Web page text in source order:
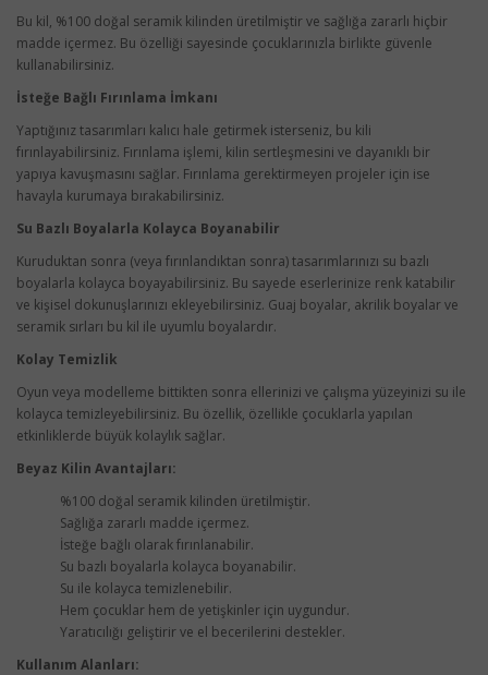
Bu kil, %100 doğal seramik kilinden üretilmiştir ve sağlığa zararlı hiçbir
madde içermez. Bu özelliği sayesinde çocuklarınızla birlikte güvenle
kullanabilirsiniz.
İsteğe Bağlı Fırınlama İmkanı
Yaptığınız tasarımları kalıcı hale getirmek isterseniz, bu kili
fırınlayabilirsiniz. Fırınlama işlemi, kilin sertleşmesini ve dayanıklı bir
yapıya kavuşmasını sağlar. Fırınlama gerektirmeyen projeler için ise
havayla kurumaya bırakabilirsiniz.
Su Bazlı Boyalarla Kolayca Boyanabilir
Kuruduktan sonra (veya fırınlandıktan sonra) tasarımlarınızı su bazlı
boyalarla kolayca boyayabilirsiniz. Bu sayede eserlerinize renk katabilir
ve kişisel dokunuşlarınızı ekleyebilirsiniz. Guaj boyalar, akrilik boyalar ve
seramik sırları bu kil ile uyumlu boyalardır.
Kolay Temizlik
Oyun veya modelleme bittikten sonra ellerinizi ve çalışma yüzeyinizi su ile
kolayca temizleyebilirsiniz. Bu özellik, özellikle çocuklarla yapılan
etkinliklerde büyük kolaylık sağlar.
Beyaz Kilin Avantajları:
%100 doğal seramik kilinden üretilmiştir.
Sağlığa zararlı madde içermez.
İsteğe bağlı olarak fırınlanabilir.
Su bazlı boyalarla kolayca boyanabilir.
Su ile kolayca temizlenebilir.
Hem çocuklar hem de yetişkinler için uygundur.
Yaratıcılığı geliştirir ve el becerilerini destekler.
Kullanım Alanları: